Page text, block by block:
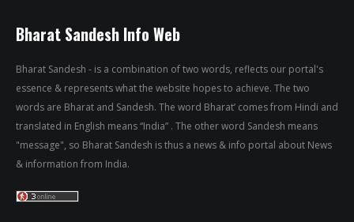
Bharat Sandesh Info Web
Bharat Sandesh - is a combination of two words, reflects our portal's
essence & represents what the website hopes to achieve. The two
words are Bharat and Sandesh. The word Bharat’ comes from Hindi and
translated in English means “India” . The other word Sandesh means
"message", so Bharat Sandesh is thus a news & info portal about News
& information from India.